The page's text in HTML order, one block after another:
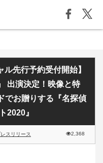
ル先行予約受付開始】
出演決定！映像と特
でお贈りする『名探偵
2020』
レスリリース 2,368